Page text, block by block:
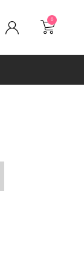
0